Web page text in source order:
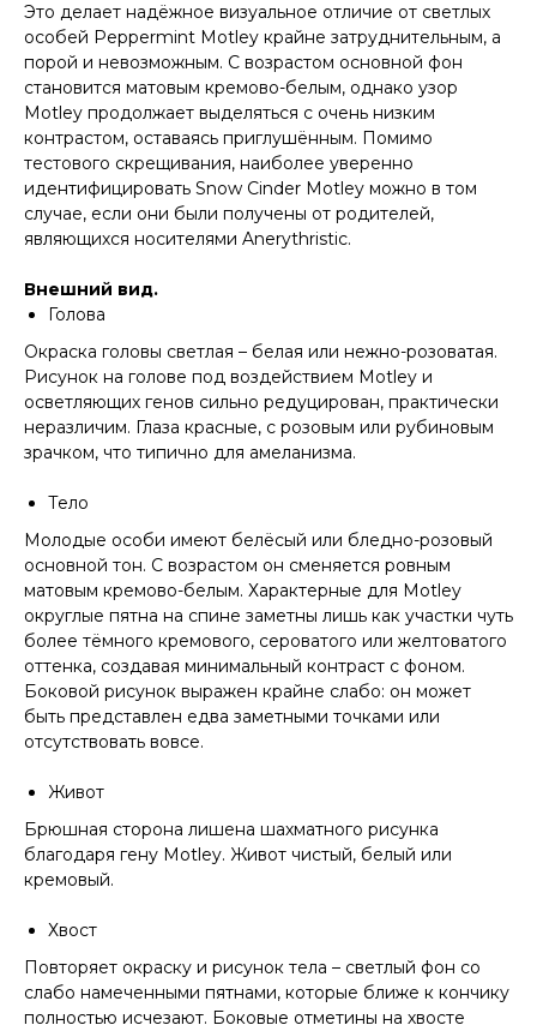
Это делает надёжное визуальное отличие от светлых
особей Peppermint Motley крайне затруднительным, а
порой и невозможным. С возрастом основной фон
становится матовым кремово-белым, однако узор
Motley продолжает выделяться с очень низким
контрастом, оставаясь приглушённым. Помимо
тестового скрещивания, наиболее уверенно
идентифицировать Snow Cinder Motley можно в том
случае, если они были получены от родителей,
являющихся носителями Anerythristic.
Внешний вид.
Голова
Окраска головы светлая – белая или нежно-розоватая.
Рисунок на голове под воздействием Motley и
осветляющих генов сильно редуцирован, практически
неразличим. Глаза красные, с розовым или рубиновым
зрачком, что типично для амеланизма.
Тело
Молодые особи имеют белёсый или бледно-розовый
основной тон. С возрастом он сменяется ровным
матовым кремово-белым. Характерные для Motley
округлые пятна на спине заметны лишь как участки чуть
более тёмного кремового, сероватого или желтоватого
оттенка, создавая минимальный контраст с фоном.
Боковой рисунок выражен крайне слабо: он может
быть представлен едва заметными точками или
отсутствовать вовсе.
Живот
Брюшная сторона лишена шахматного рисунка
благодаря гену Motley. Живот чистый, белый или
кремовый.
Хвост
Повторяет окраску и рисунок тела – светлый фон со
слабо намеченными пятнами, которые ближе к кончику
полностью исчезают. Боковые отметины на хвосте